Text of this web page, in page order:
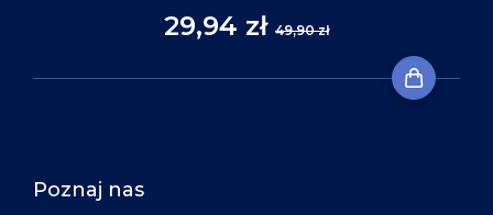
29,94 zł 49,90 zł
Poznaj nas